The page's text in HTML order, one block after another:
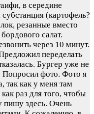
в середине
(картофель?
резанные вместо
салат.
через 10 минут.
переделать
Бургер уже не
Попросил фото. Фото я
так как у меня там
раз для того, чтобы
пишу здесь. Очень